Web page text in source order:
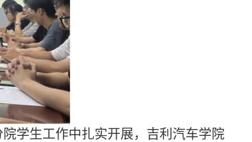
学生工作中扎实开展，吉利汽车学院